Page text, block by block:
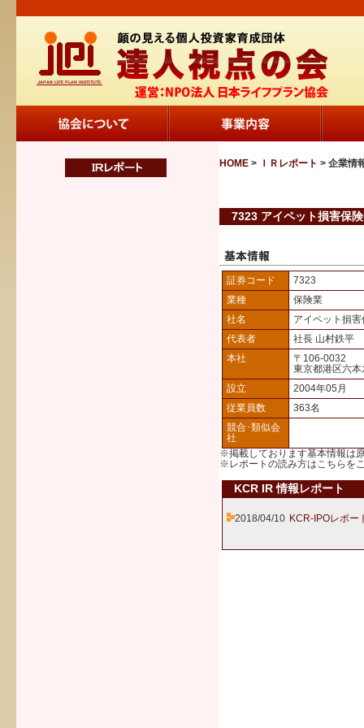
HOME > ＩＲレポート > 企業情
7323 アイペット損害保
証券コード
7323
業種
保険業
社名
アイペット損
代表者
社長 山村鉄平
本社
〒106-0032
東京都港区六
設立
2004年05月
従業員数
363名
競合･類似会
社
※掲載しております基本情報は
※レポートの読み方はこちら を
KCR IR 情報レポート
2018/04/10 KCR-IPOレポー